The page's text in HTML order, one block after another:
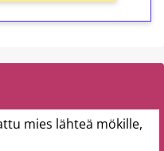
mies lähteä mökille,